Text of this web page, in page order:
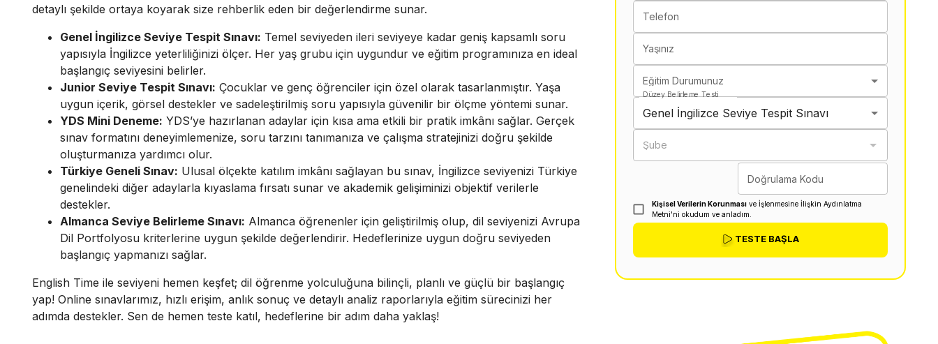
detaylı şekilde ortaya koyarak size rehberlik eden bir değerlendirme sunar.
Genel İngilizce Seviye Tespit Sınavı: Temel seviyeden ileri seviyeye kadar geniş kapsamlı soru
yapısıyla İngilizce yeterliliğinizi ölçer. Her yaş grubu için uygundur ve eğitim programınıza en ideal
başlangıç seviyesini belirler.
Junior Seviye Tespit Sınavı: Çocuklar ve genç öğrenciler için özel olarak tasarlanmıştır. Yaşa
uygun içerik, görsel destekler ve sadeleştirilmiş soru yapısıyla güvenilir bir ölçme yöntemi sunar.
YDS Mini Deneme: YDS’ye hazırlanan adaylar için kısa ama etkili bir pratik imkânı sağlar. Gerçek
sınav formatını deneyimlemenize, soru tarzını tanımanıza ve çalışma stratejinizi doğru şekilde
oluşturmanıza yardımcı olur.
Türkiye Geneli Sınav: Ulusal ölçekte katılım imkânı sağlayan bu sınav, İngilizce seviyenizi Türkiye
genelindeki diğer adaylarla kıyaslama fırsatı sunar ve akademik gelişiminizi objektif verilerle
destekler.
Almanca Seviye Belirleme Sınavı: Almanca öğrenenler için geliştirilmiş olup, dil seviyenizi Avrupa
Dil Portfolyosu kriterlerine uygun şekilde değerlendirir. Hedeflerinize uygun doğru seviyeden
başlangıç yapmanızı sağlar.
English Time ile seviyeni hemen keşfet; dil öğrenme yolculuğuna bilinçli, planlı ve güçlü bir başlangıç
yap! Online sınavlarımız, hızlı erişim, anlık sonuç ve detaylı analiz raporlarıyla eğitim sürecinizi her
adımda destekler. Sen de hemen teste katıl, hedeflerine bir adım daha yaklaş!
Telefon
Yaşınız
Eğitim Durumunuz
Düzey Belirleme Testi
Genel İngilizce Seviye Tespit Sınavı
Şube
Doğrulama Kodu
Kişisel Verilerin Korunmasıve İşlenmesine İlişkin Aydınlatma
Metni'ni okudum ve anladım.
TESTE BAŞLA